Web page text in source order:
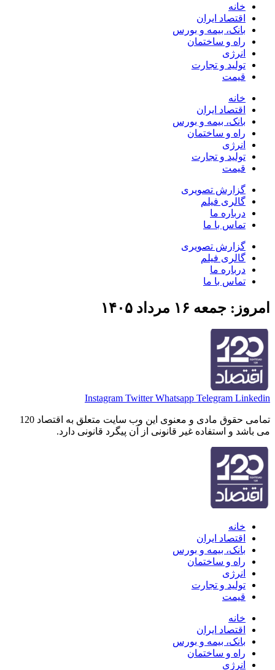
خانه
اقتصاد ایران
بانک، بیمه و بورس
راه و ساختمان
انرژی
تولید و تجارت
قیمت
خانه
اقتصاد ایران
بانک، بیمه و بورس
راه و ساختمان
انرژی
تولید و تجارت
قیمت
گزارش تصویری
گالری فیلم
درباره ما
تماس با ما
گزارش تصویری
گالری فیلم
درباره ما
تماس با ما
امروز: جمعه ۱۶ مرداد ۱۴۰۵
Instagram Twitter Whatsapp Telegram Linkedin
تمامی حقوق مادی و معنوی این وب سایت متعلق به اقتصاد 120
می باشد و استفاده غیر قانونی از آن پیگرد قانونی دارد.
خانه
اقتصاد ایران
بانک، بیمه و بورس
راه و ساختمان
انرژی
تولید و تجارت
قیمت
خانه
اقتصاد ایران
بانک، بیمه و بورس
راه و ساختمان
انرژی